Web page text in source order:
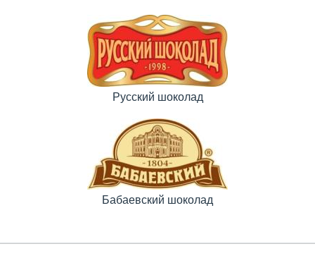
Русский шоколад
Бабаевский шоколад